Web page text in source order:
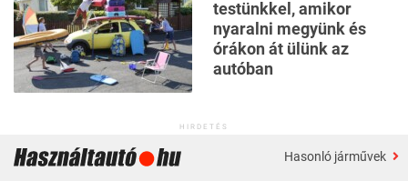
testünkkel, amikor
nyaralni megyünk és
órákon át ülünk az
autóban
HIRDETÉS
Hasonló járművek